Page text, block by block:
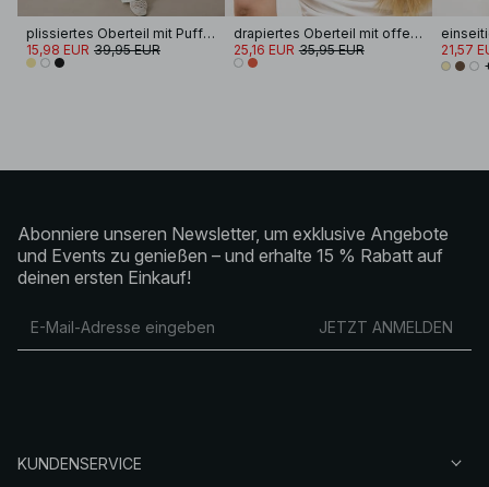
plissiertes Oberteil mit Puffärmeln
15,98 EUR 39,95 EUR
drapiertes Oberteil mit offenem Rücken
25,16 EUR 35,95 EUR
21,57
Abonniere unseren Newsletter, um exklusive Angebote
und Events zu genießen – und erhalte 15 % Rabatt auf
deinen ersten Einkauf!
JETZT ANMELDEN
KUNDENSERVICE